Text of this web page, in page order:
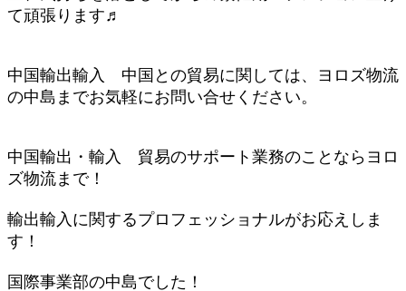
て頑張ります♬
中国輸出輸入 中国との貿易に関しては、ヨロズ物流
の中島までお気軽にお問い合せください。
中国輸出・輸入 貿易のサポート業務のことならヨロ
ズ物流まで！
輸出輸入に関するプロフェッショナルがお応えしま
す！
国際事業部の中島でした！